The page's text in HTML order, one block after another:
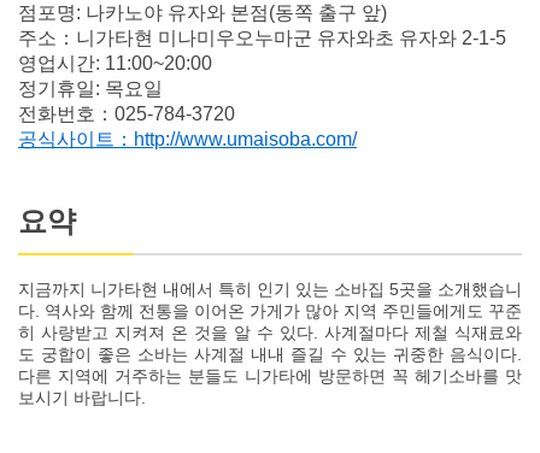
점포명: 나카노야 유자와 본점(동쪽 출구 앞)
주소：니가타현 미나미우오누마군 유자와초 유자와 2-1-5
영업시간: 11:00~20:00
정기휴일: 목요일
전화번호：025-784-3720
공식사이트：http://www.umaisoba.com/
요약
지금까지 니가타현 내에서 특히 인기 있는 소바집 5곳을 소개했습니
다. 역사와 함께 전통을 이어온 가게가 많아 지역 주민들에게도 꾸준
히 사랑받고 지켜져 온 것을 알 수 있다. 사계절마다 제철 식재료와
도 궁합이 좋은 소바는 사계절 내내 즐길 수 있는 귀중한 음식이다.
다른 지역에 거주하는 분들도 니가타에 방문하면 꼭 헤기소바를 맛
보시기 바랍니다.